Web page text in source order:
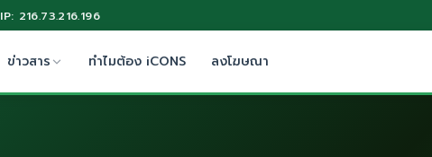
IP: 216.73.216.196
ข่าวสาร ทำไมต้อง iCONS ลงโฆษณา